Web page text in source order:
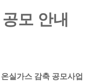
모 안내
실가스 감축 공모사업